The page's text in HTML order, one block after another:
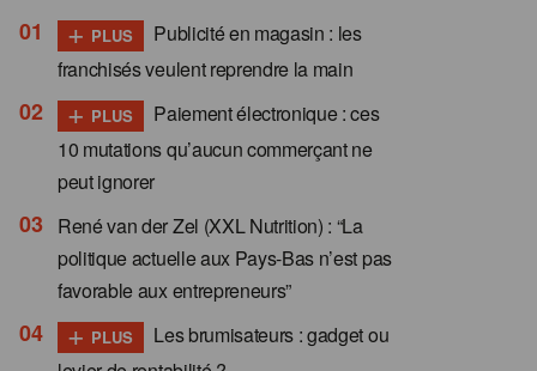
+ PLUS
Publicité en magasin : les
franchisés veulent reprendre la main
+ PLUS
Paiement électronique : ces
10 mutations qu’aucun commerçant ne
peut ignorer
René van der Zel (XXL Nutrition) : “La
politique actuelle aux Pays-Bas n’est pas
favorable aux entrepreneurs”
+ PLUS
Les brumisateurs : gadget ou